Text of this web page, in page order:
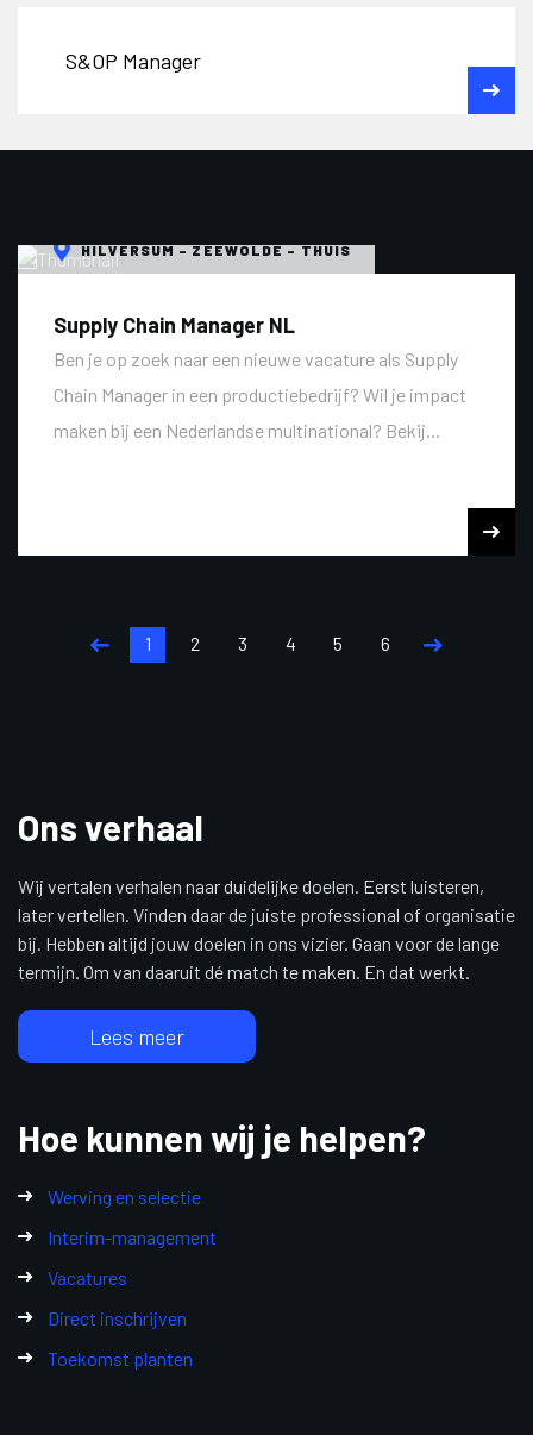
S&OP Manager
HILVERSUM - ZEEWOLDE - THUIS
Supply Chain Manager NL
Ben je op zoek naar een nieuwe vacature als Supply
Chain Manager in een productiebedrijf? Wil je impact
maken bij een Nederlandse multinational? Bekij...
1 2 3 4 5 6
Ons verhaal
Wij vertalen verhalen naar duidelijke doelen. Eerst luisteren,
later vertellen. Vinden daar de juiste professional of organisatie
bij. Hebben altijd jouw doelen in ons vizier. Gaan voor de lange
termijn. Om van daaruit dé match te maken. En dat werkt.
Lees meer
Hoe kunnen wij je helpen?
Werving en selectie
Interim-management
Vacatures
Direct inschrijven
Toekomst planten